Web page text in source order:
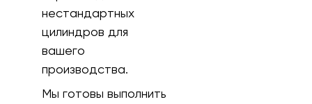
нестандартных
цилиндров для
вашего
производства.
Мы готовы выполнить